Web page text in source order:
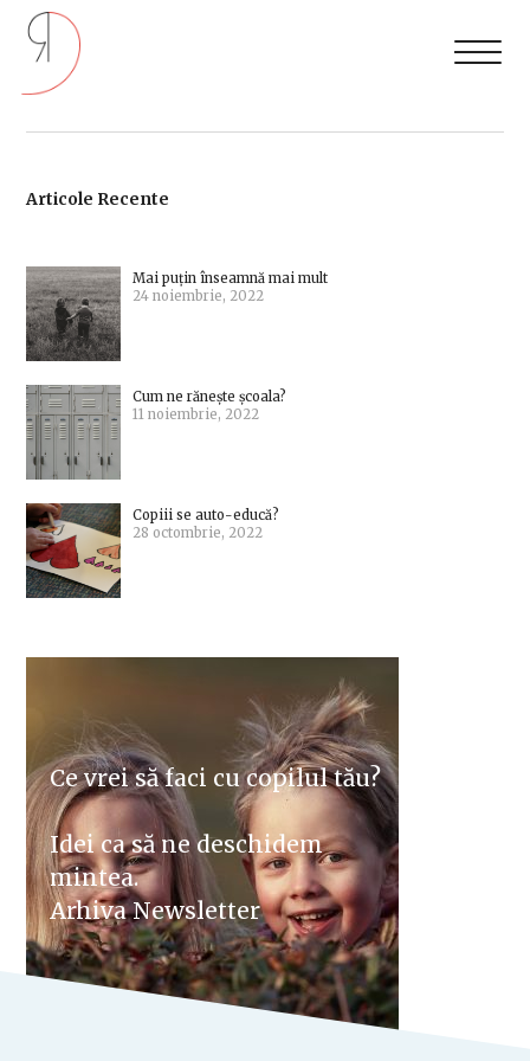
Articole Recente
Mai puțin înseamnă mai mult
24 noiembrie, 2022
Cum ne rănește școala?
11 noiembrie, 2022
Copiii se auto-educă?
28 octombrie, 2022
Ce vrei să faci cu copilul tău?
Idei ca să ne deschidem
mintea.
Arhiva Newsletter